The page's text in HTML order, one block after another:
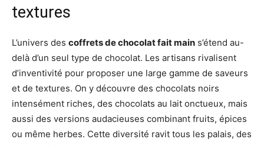
textures
L’univers des coffrets de chocolat fait main s’étend au-
delà d’un seul type de chocolat. Les artisans rivalisent
d’inventivité pour proposer une large gamme de saveurs
et de textures. On y découvre des chocolats noirs
intensément riches, des chocolats au lait onctueux, mais
aussi des versions audacieuses combinant fruits, épices
ou même herbes. Cette diversité ravit tous les palais, des